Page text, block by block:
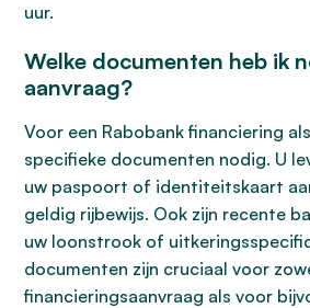
uur.
Welke documenten heb ik
aanvraag?
Voor een Rabobank financiering
specifieke documenten nodig. U
uw paspoort of identiteitskaart
geldig rijbewijs. Ook zijn recente
uw loonstrook of
documenten zijn cruciaal voor
financieringsaanvraag als voor